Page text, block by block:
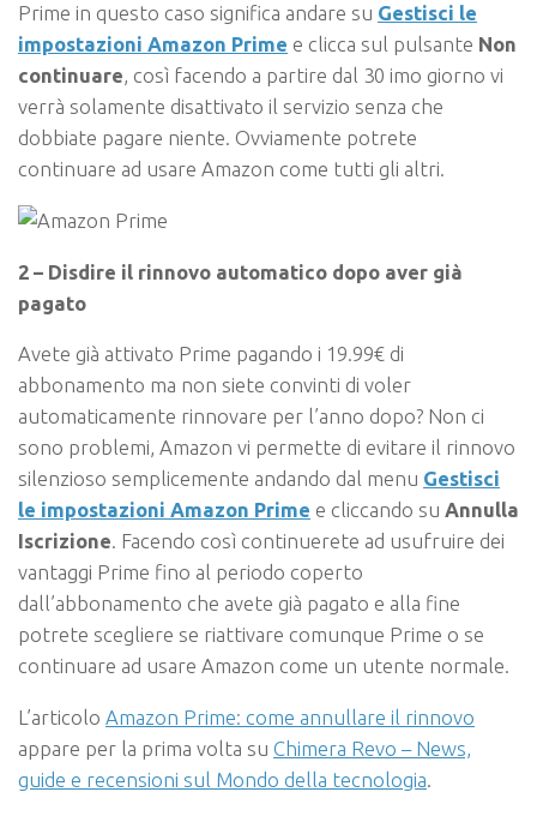
Prime in questo caso significa andare su Gestisci le
impostazioni Amazon Prime e clicca sul pulsante Non
continuare, così facendo a partire dal 30 imo giorno vi
verrà solamente disattivato il servizio senza che
dobbiate pagare niente. Ovviamente potrete
continuare ad usare Amazon come tutti gli altri.
2 – Disdire il rinnovo automatico dopo aver già
pagato
Avete già attivato Prime pagando i 19.99€ di
abbonamento ma non siete convinti di voler
automaticamente rinnovare per l’anno dopo? Non ci
sono problemi, Amazon vi permette di evitare il rinnovo
silenzioso semplicemente andando dal menu Gestisci
le impostazioni Amazon Prime e cliccando su Annulla
Iscrizione. Facendo così continuerete ad usufruire dei
vantaggi Prime fino al periodo coperto
dall’abbonamento che avete già pagato e alla fine
potrete scegliere se riattivare comunque Prime o se
continuare ad usare Amazon come un utente normale.
L’articolo Amazon Prime: come annullare il rinnovo
appare per la prima volta su Chimera Revo – News,
guide e recensioni sul Mondo della tecnologia.